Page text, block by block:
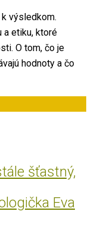
výsledkom.
a etiku, ktoré
O tom, čo je
hodnoty a čo
šťastný,
Eva